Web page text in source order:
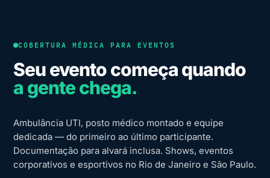
COBERTURA MÉDICA PARA EVENTOS
Seu evento começa quando
a gente chega.
Ambulância UTI, posto médico montado e equipe
dedicada — do primeiro ao último participante.
Documentação para alvará inclusa. Shows, eventos
corporativos e esportivos no Rio de Janeiro e São Paulo.